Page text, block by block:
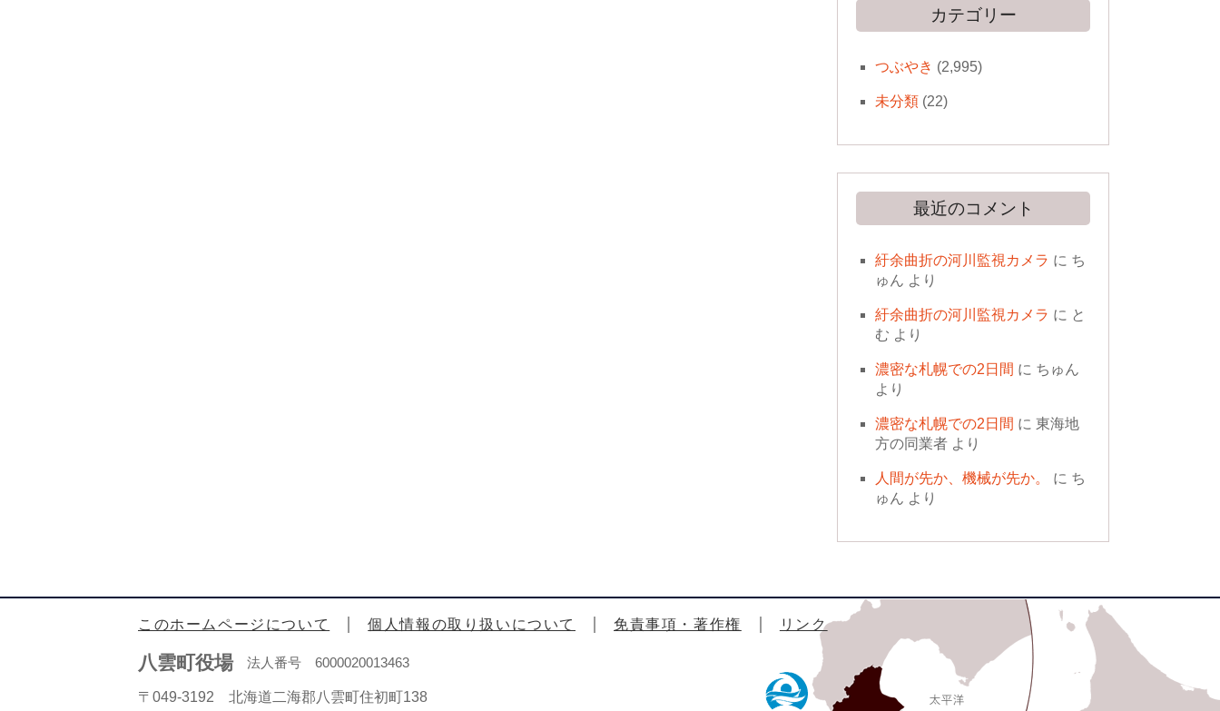
カテゴリー
つぶやき (2,995)
未分類(22)
最近のコメント
紆余曲折の河川監視カメラ に ち
ゅん より
紆余曲折の河川監視カメラ に と
む より
濃密な札幌での2日間 に ちゅん
より
濃密な札幌での2日間 に 東海地
方の同業者より
人間が先か、機械が先か。 に ち
ゅん より
このホームページについて 個人情報の取り扱いについて 免責事項・著作権 リンク
八雲町役場法人番号 6000020013463
〒049-3192 北海道二海郡八雲町住初町138